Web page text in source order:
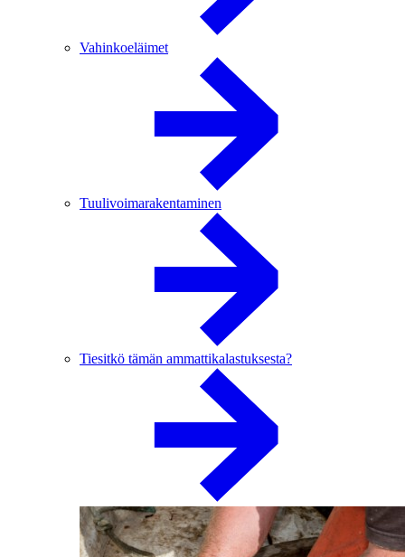
Vahinkoeläimet
Tuulivoimarakentaminen
Tiesitkö tämän ammattikalastuksesta?